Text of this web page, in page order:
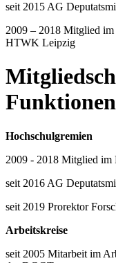
seit 2015 AG
2009 – 2018 Mitglied im
HTWK Leipzig
Funktionen
Hochschulgremien
2009 - 2018 Mitglied
seit 2016 AG
seit 2019 Prorektor
Arbeitskreise
seit 2005 Mitarbeit im